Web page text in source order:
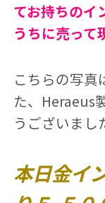
てお持ちのイ
うちに売って
こちらの写真
た、Heraeus
うございまし
本日金イ